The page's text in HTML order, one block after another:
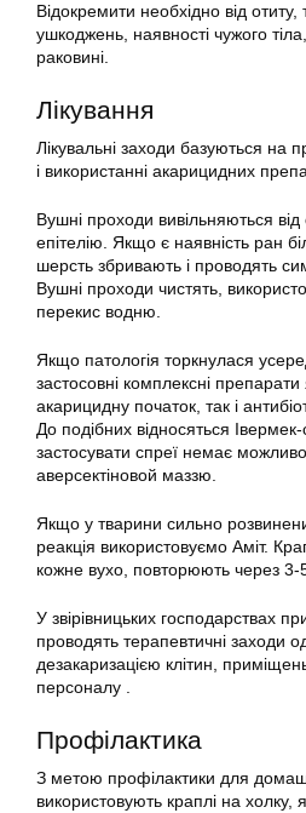
Відокремити необхідно від
ушкоджень, наявності чужого
раковині.
Лікування
Лікувальні заходи базуються на
і використанні акарицидних
Вушні проходи вивільняються від
епітелію. Якщо є наявність ран
шерсть збривають і проводять
Вушні проходи чистять,
перекис водню.
Якщо патологія торкнулася
застосовні комплексні препарати
акарицидну початок, так і
До подібних відносяться
застосувати спреї немає
аверсектіновой маззю.
Якщо у тварини сильно
реакція використовуємо Аміт.
кожне вухо, повторюють через 3-5
У звірівницьких господарствах
проводять терапевтичні заходи
дезакаризацією клітин,
персоналу .
Профілактика
З метою профілактики для
використовують краплі на холку,